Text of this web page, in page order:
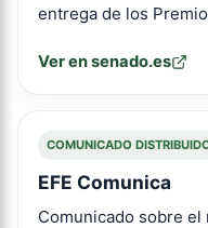
entrega de los
Ver en senado.es
COMUNICADO
EFE Comunica
Comunicado sobre